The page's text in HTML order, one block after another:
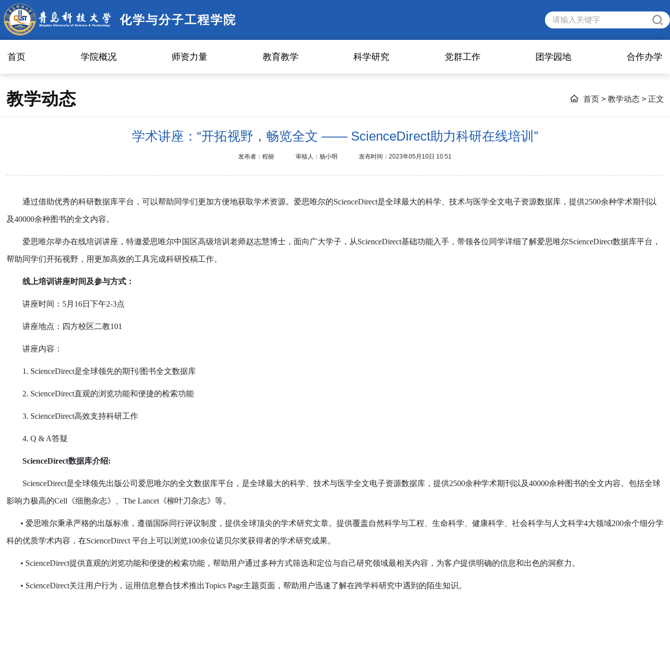
化学与分子工程学院
首页 学院概况 师资力量 教育教学 科学研究 党群工作 团学园地 合作办学
教学动态 首页 > 教学动态 > 正文
学术讲座：“开拓视野，畅览全文 —— ScienceDirect助力科研在线培训”
发布者：程丽 审核人：杨小明 发布时间：2023年05月10日 10:51
通过借助优秀的科研数据库平台，可以帮助同学们更加方便地获取学术资源。爱思唯尔的ScienceDirect是全球最大的科学、技术与医学全文电子资源数据库，提供2500余种学术期刊以
及40000余种图书的全文内容。
爱思唯尔举办在线培训讲座，特邀爱思唯尔中国区高级培训老师赵志慧博士，面向广大学子，从ScienceDirect基础功能入手，带领各位同学详细了解爱思唯尔ScienceDirect数据库平台，
帮助同学们开拓视野，用更加高效的工具完成科研投稿工作。
线上培训讲座时间及参与方式：
讲座时间： 5月 16日下午2-3点
讲座地点：四方校区二教101
讲座内容：
1. ScienceDirect是全球领先的期刊 /图书全文数据库
2. ScienceDirect直观的浏览功能和便捷的检索功能
3. ScienceDirect高效支持科研工作
4. Q & A答疑
ScienceDirect数据库介绍:
ScienceDirect是全球领先出版公司爱思唯尔的全文数据库平台，是全球最大的科学、技术与医学全文电子资源数据库，提供2500余种学术期刊以及40000余种图书的全文内容。包括全球
影响力极高的Cell 《细胞杂志》、 The Lancet《柳叶刀杂志》等。
• 爱思唯尔秉承严格的出版标准，遵循国际同行评议制度，提供全球顶尖的学术研究文章。提供覆盖自然科学与工程、生命科学、健康科学、社会科学与人文科学4大领域200余个细分学
科的优质学术内容，在ScienceDirect 平台上可以浏览100余位诺贝尔奖获得者的学术研究成果。
• ScienceDirect提供直观的浏览功能和便捷的检索功能，帮助用户通过多种方式筛选和定位与自己研究领域最相关内容，为客户提供明确的信息和出色的洞察力。
• ScienceDirect关注用户行为，运用信息整合技术推出Topics Page主题页面，帮助用户迅速了解在跨学科研究中遇到的陌生知识。